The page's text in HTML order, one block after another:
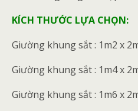
KÍCH THƯỚC LỰA CHỌN:
Giường khung sắt : 1m2 x
Giường khung sắt : 1m4 x
Giường khung sắt : 1m6 x